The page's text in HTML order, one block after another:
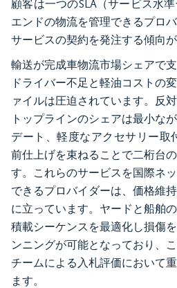
顧客は一つのSLA（サービス水
エンドの物流を管理できるプロ
サービスの契約を発注する傾向が
輸送が完成車物流市場シェアで
ドライバー不足と軽油コストの
ァイルは圧迫されています。反
トップラインのシェアは最小な
デート、軽度なアクセサリー取
前仕上げを束ねることで二桁台
す。これらのサービスを国際ネ
できるプロバイダーは、価格維
に立っています。ヤードと船舶
積載シーケンスを最適化し損傷
ンニングが可能となっており、
チームによる入札評価において
ます。